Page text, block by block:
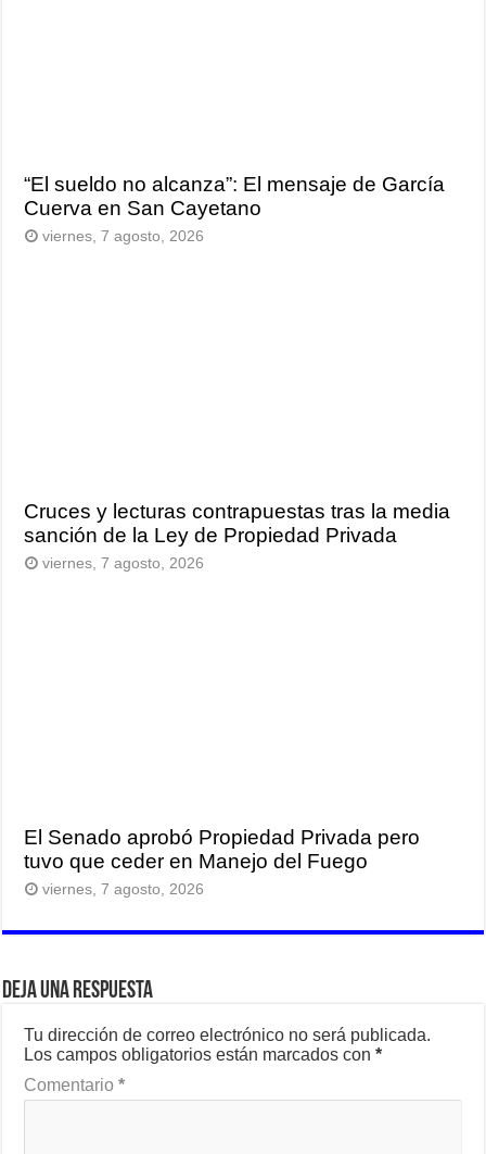
“El sueldo no alcanza”: El mensaje de García
Cuerva en San Cayetano
viernes, 7 agosto, 2026
Cruces y lecturas contrapuestas tras la media
sanción de la Ley de Propiedad Privada
viernes, 7 agosto, 2026
El Senado aprobó Propiedad Privada pero
tuvo que ceder en Manejo del Fuego
viernes, 7 agosto, 2026
Deja una respuesta
Tu dirección de correo electrónico no será publicada.
Los campos obligatorios están marcados con*
Comentario*